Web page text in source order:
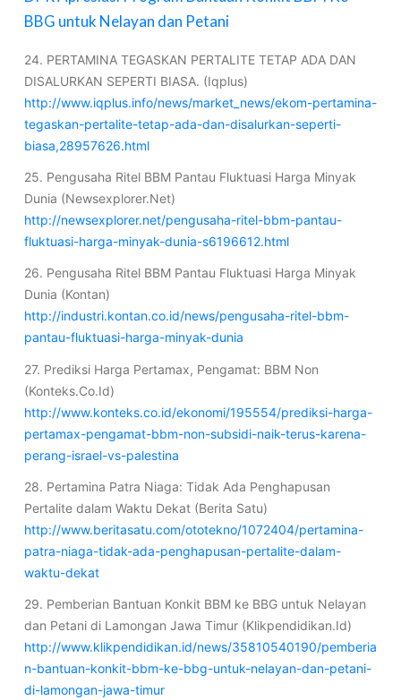
BBG untuk Nelayan dan Petani
24. PERTAMINA TEGASKAN PERTALITE TETAP ADA DAN
DISALURKAN SEPERTI BIASA. (Iqplus)
http://www.iqplus.info/news/market_news/ekom-pertamina-
tegaskan-pertalite-tetap-ada-dan-disalurkan-seperti-
biasa,28957626.html
25. Pengusaha Ritel BBM Pantau Fluktuasi Harga Minyak
Dunia (Newsexplorer.Net)
http://newsexplorer.net/pengusaha-ritel-bbm-pantau-
fluktuasi-harga-minyak-dunia-s6196612.html
26. Pengusaha Ritel BBM Pantau Fluktuasi Harga Minyak
Dunia (Kontan)
http://industri.kontan.co.id/news/pengusaha-ritel-bbm-
pantau-fluktuasi-harga-minyak-dunia
27. Prediksi Harga Pertamax, Pengamat: BBM Non
(Konteks.Co.Id)
http://www.konteks.co.id/ekonomi/195554/prediksi-harga-
pertamax-pengamat-bbm-non-subsidi-naik-terus-karena-
perang-israel-vs-palestina
28. Pertamina Patra Niaga: Tidak Ada Penghapusan
Pertalite dalam Waktu Dekat (Berita Satu)
http://www.beritasatu.com/ototekno/1072404/pertamina-
patra-niaga-tidak-ada-penghapusan-pertalite-dalam-
waktu-dekat
29. Pemberian Bantuan Konkit BBM ke BBG untuk Nelayan
dan Petani di Lamongan Jawa Timur (Klikpendidikan.Id)
http://www.klikpendidikan.id/news/35810540190/pemberia
n-bantuan-konkit-bbm-ke-bbg-untuk-nelayan-dan-petani-
di-lamongan-jawa-timur